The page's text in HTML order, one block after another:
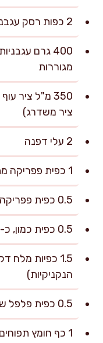
2 כפות רסק עגבניות, כ-30 גרם
400 גרם
מגוררות
350 מ"ל ציר
ציר משדרג)
2 עלי דפנה
1 כפית פפריקה מתוקה, כ-3 גרם
0.5 כפית פפריקה מעושנת, כ-1.5 גרם
0.5 כפית כמון, כ-1.5 גרם
הנקניקיות)
0.5 כפית פלפל שחור גרוס, כ-1 גרם
1 כף חומץ תפוחים או חומץ בן יין, כ-15 מ"ל